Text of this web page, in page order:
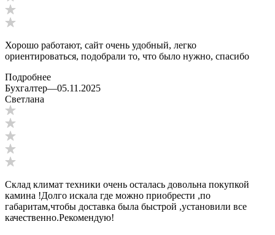
Хорошо работают, сайт очень удобный, легко
ориентироваться, подобрали то, что было нужно, спасибо
Подробнее
Бухгалтер—05.11.2025
Светлана
Склад климат техники очень осталась довольна покупкой
камина !Долго искала где можно приобрести ,по
габаритам,чтобы доставка была быстрой ,установили все
качественно.Рекомендую!